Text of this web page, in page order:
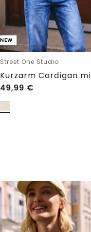
NEW
Street One Studio
49,99 €